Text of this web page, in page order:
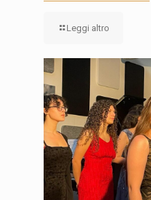
Leggi altro